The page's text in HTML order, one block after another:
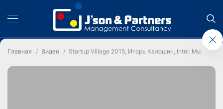
Главная Видео Startup Village 2015, Игорь Калошин, Intel: Мы